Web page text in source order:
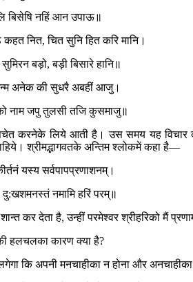
बिसेषि नहिं आन उपाऊ॥
कहत नित, चित सुनि हित करि मानि।
बड़ो, बड़ी बिसारे हानि॥
अनेक की सुधरै अबहीं आजु।
को नाम जपु तुलसी तजि कुसमाजु॥
करनेके लिये आती है। उस समय यह
श्रीमद्भागवतके अन्तिम श्लोकमें कहा है—
यस्य सर्वपापप्रणाशनम्।
दु:खशमनस्तं नमामि हरिं परम्॥
कर देता है, उन्हीं परमेश्वर श्रीहरिको मैं
हलचलका कारण क्या है?
कि अपनी मनचाहीका न होना और